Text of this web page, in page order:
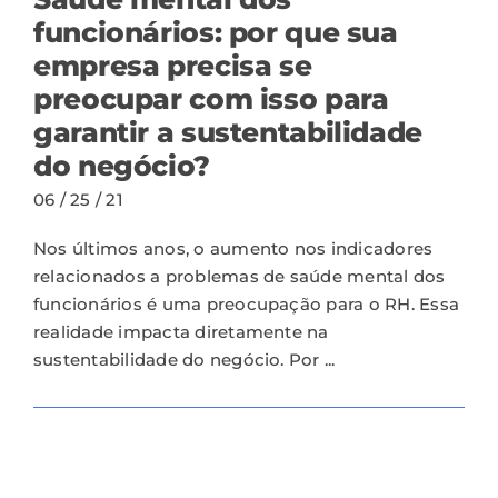
funcionários: por que sua
empresa precisa se
preocupar com isso para
garantir a sustentabilidade
do negócio?
06 / 25 / 21
Nos últimos anos, o aumento nos indicadores
relacionados a problemas de saúde mental dos
funcionários é uma preocupação para o RH. Essa
realidade impacta diretamente na
sustentabilidade do negócio. Por ...